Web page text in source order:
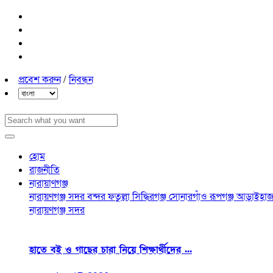
প্রবেশ করুন/নিবন্ধন
হোম
রাজনীতি
নারায়াণগঞ্জ
নারায়ণগঞ্জ সদরবন্দরফতুল্লাসিদ্ধিরগঞ্জসোনারগাঁওরূপগঞ্জ
নারায়ণগঞ্জ সদর
হাতে বই ও গাছের চারা নিয়ে শিক্ষার্থীদের ...